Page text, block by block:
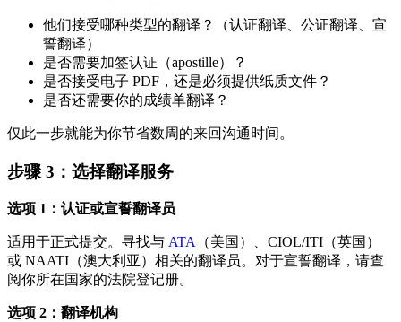
他们接受哪种类型的翻译？（认证翻译、公证翻译、宣
誓翻译）
是否需要加签认证（apostille）？
是否接受电子 PDF，还是必须提供纸质文件？
是否还需要你的成绩单翻译？
仅此一步就能为你节省数周的来回沟通时间。
步骤 3：选择翻译服务
选项 1：认证或宣誓翻译员
适用于正式提交。寻找与 ATA （美国）、CIOL/ITI（英国）
或 NAATI（澳大利亚）相关的翻译员。对于宣誓翻译，请查
阅你所在国家的法院登记册。
选项 2：翻译机构